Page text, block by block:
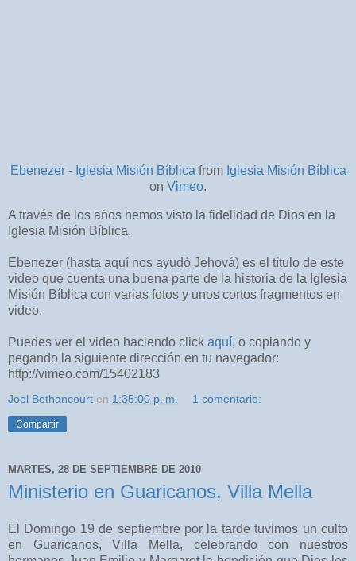
Ebenezer - Iglesia Misión Bíblica from Iglesia Misión Bíblica
on Vimeo.
A través de los años hemos visto la fidelidad de Dios en la
Iglesia Misión Bíblica.
Ebenezer (hasta aquí nos ayudó Jehová) es el título de este
video que cuenta una buena parte de la historia de la Iglesia
Misión Bíblica con varias fotos y unos cortos fragmentos en
video.
Puedes ver el video haciendo click aquí, o copiando y
pegando la siguiente dirección en tu navegador:
http://vimeo.com/15402183
Joel Bethancourt en 1:35:00 p. m. 1 comentario:
Compartir
MARTES, 28 DE SEPTIEMBRE DE 2010
Ministerio en Guaricanos, Villa Mella
El Domingo 19 de septiembre por la tarde tuvimos un culto
en Guaricanos, Villa Mella, celebrando con nuestros